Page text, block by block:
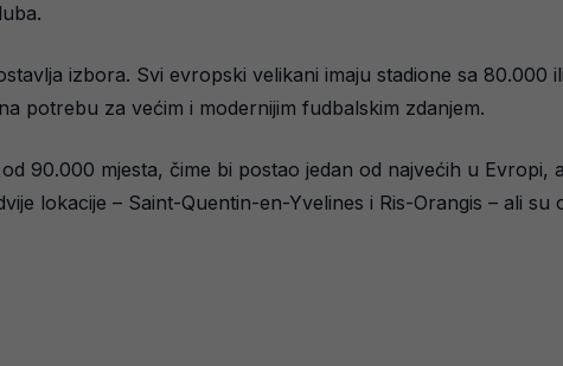
izbora. Svi evropski velikani imaju stadione sa
potrebu za većim i modernijim fudbalskim zdanjem.
90.000 mjesta, čime bi postao jedan od najvećih u
lokacije – Saint-Quentin-en-Yvelines i Ris-Orangis – ali